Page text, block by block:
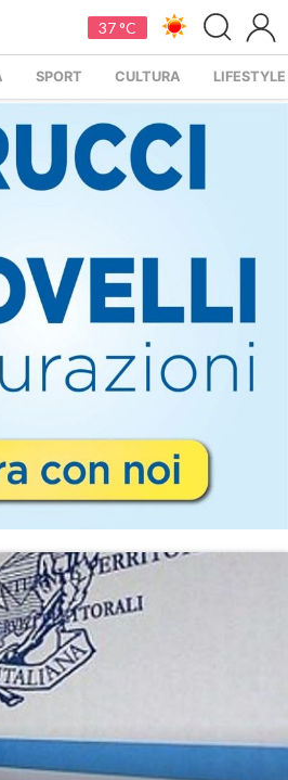
37 °C
SPORT CULTURA LIFESTYLE